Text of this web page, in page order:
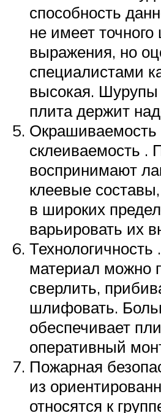
способность
не имеет
выражения, но
специалистами
высокая. Шурупы
плита держит
Окрашиваемость
склеиваемость .
воспринимают
клеевые
в широких
варьировать их
материал можно
сверлить,
шлифовать.
обеспечивает
оперативный
Пожарная
из
относятся к